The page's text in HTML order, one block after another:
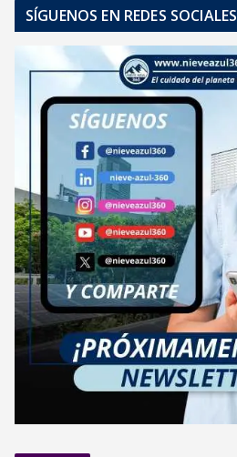
SÍGUENOS EN REDES SOCIALES